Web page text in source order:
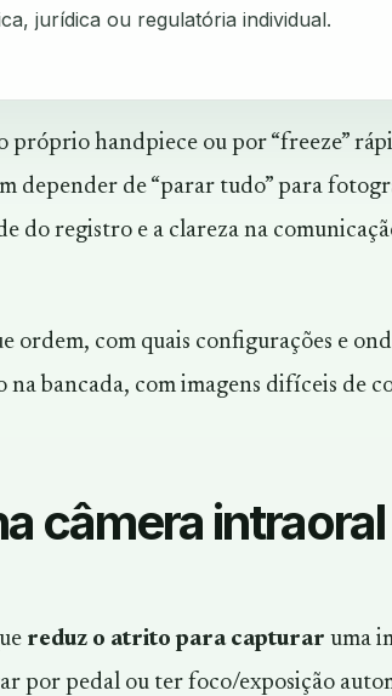
jurídica ou regulatória individual.
handpiece ou por “freeze”
depender de “parar tudo” para
do registro e a clareza na
ordem, com quais configurações e
na bancada, com imagens difíceis de
câmera
reduz o atrito para capturar uma
por pedal ou ter foco/exposição